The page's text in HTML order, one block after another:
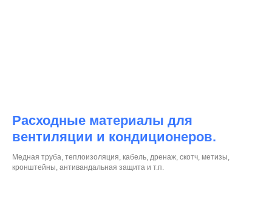
Расходные материалы для
вентиляции и кондиционеров.
Медная труба, теплоизоляция, кабель, дренаж, скотч, метизы,
кронштейны, антивандальная защита и т.п.